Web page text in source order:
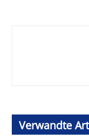
Verwandte